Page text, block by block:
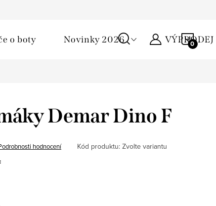
o boty Novinky 2026 VÝPRODEJ
Demar Dino F
hodnocení Kód produktu: Zvolte variantu